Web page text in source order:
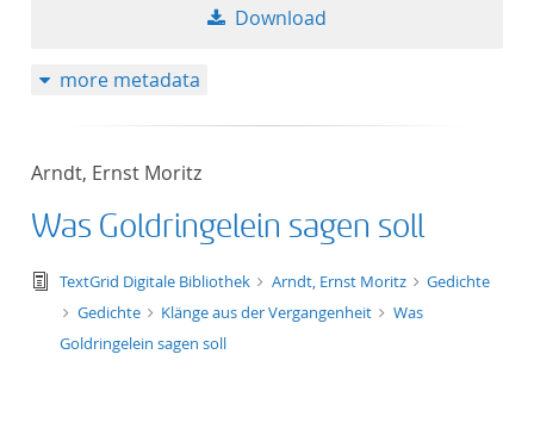
Download
more metadata
Arndt, Ernst Moritz
Was Goldringelein sagen soll
text/tg.edition+tg.aggregation+xml
TextGrid Digitale Bibliothek Arndt, Ernst Moritz
Gedichte
Gedichte
Klänge aus der Vergangenheit
Was
Goldringelein sagen soll